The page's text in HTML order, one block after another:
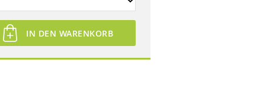
IN DEN WARENKORB